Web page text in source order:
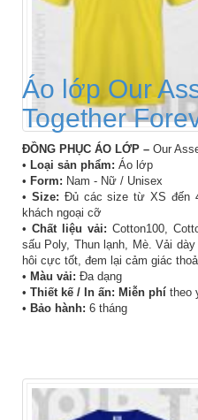
Áo lớp Our
Together
ĐỒNG PHỤC ÁO LỚP – Our
• Loại sản phẩm: Áo lớp
• Form: Nam - Nữ / Unisex
• Size: Đủ các size từ XS đến
khách ngoại cỡ
• Chất liệu vải: Cotton100,
sấu Poly, Thun lạnh, Mè. Vải
hôi cực tốt, đem lại cảm giác
• Màu vải: Đa dạng
• Thiết kế / In ấn: Miễn phí theo
• Bảo hành: 6 tháng